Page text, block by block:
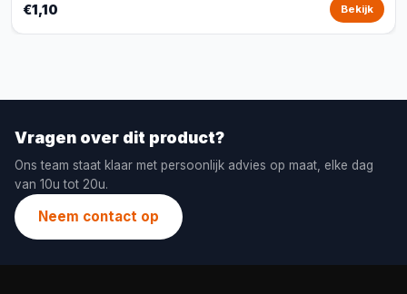
€1,10 Bekijk
Vragen over dit product?
Ons team staat klaar met persoonlijk advies op maat, elke dag
van 10u tot 20u.
Neem contact op